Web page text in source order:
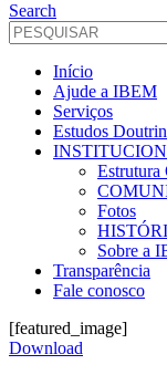
Search
Início
Ajude a IBEM
Serviços
Estudos
Estrutura
Fotos
Sobre a
Transparência
Fale conosco
[featured_image]
Download